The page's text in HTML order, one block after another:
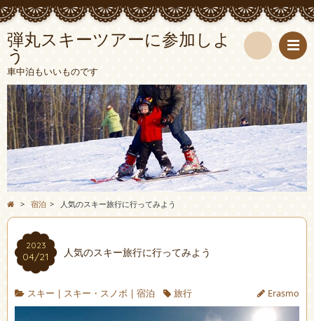
弾丸スキーツアーに参加しよ
う
車中泊もいいものです
索
> 宿泊 > 人気のスキー旅行に行ってみよう
2023
04/21 人気のスキー旅行に行ってみよう
スキー | スキー・スノボ | 宿泊 旅行 Erasmo